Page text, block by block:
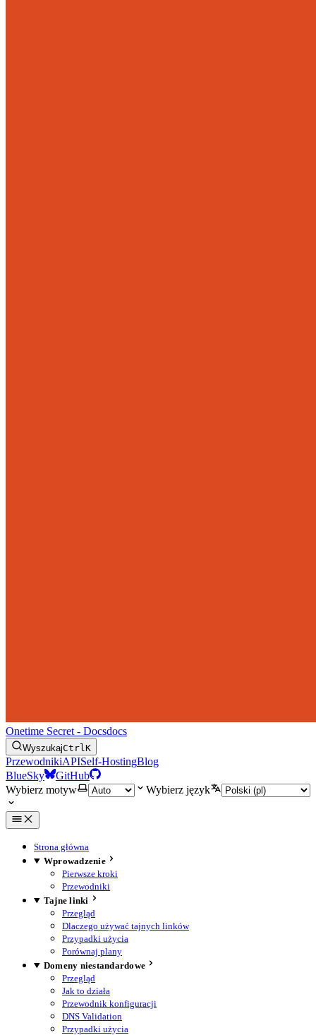
Onetime Secret - Docsdocs
WyszukajCtrlK
PrzewodnikiAPISelf-HostingBlog
BlueSky
GitHub
Wybierz motyw
Wybierz język
Strona główna
Wprowadzenie
Pierwsze kroki
Przewodniki
Tajne linki
Przegląd
Dlaczego używać tajnych linków
Przypadki użycia
Porównaj plany
Domeny niestandardowe
Przegląd
Jak to działa
Przewodnik konfiguracji
DNS Validation
Przypadki użycia